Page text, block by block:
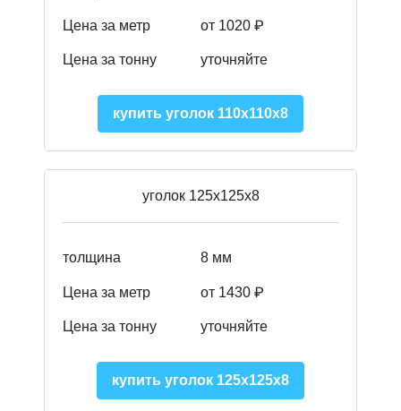
Цена за метр от 1020 ₽
Цена за тонну уточняйте
купить уголок 110х110х8
уголок 125х125х8
толщина 8 мм
Цена за метр от 1430 ₽
Цена за тонну уточняйте
купить уголок 125х125х8